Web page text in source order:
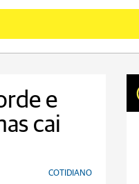
e
cai
COTIDIANO